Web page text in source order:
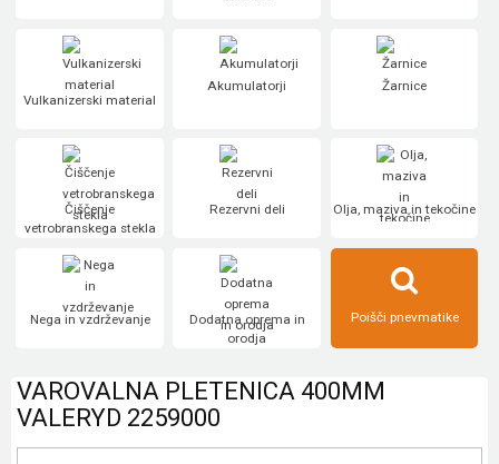
Vulkanizerski material
Akumulatorji Žarnice
Čiščenje
vetrobranskega stekla
Rezervni deli Olja, maziva in tekočine
Nega in vzdrževanje
Dodatna oprema in
orodja
Poišči pnevmatike
VAROVALNA PLETENICA 400MM
VALERYD 2259000